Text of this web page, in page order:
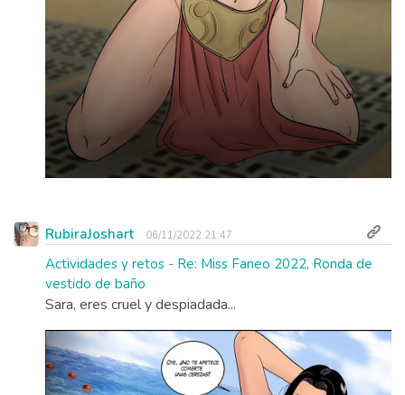
RubiraJoshart 06/11/2022 21:47
Actividades y retos - Re: Miss Faneo 2022, Ronda de
vestido de baño
Sara, eres cruel y despiadada...